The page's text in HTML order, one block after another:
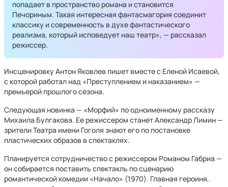
попадает в пространство романа и становится
Печориным. Такая интересная фантасмагория соединит
классику и современность в духе фантастического
реализма, который исповедует наш театр», — рассказал
режиссер.
Инсценировку Антон Яковлев пишет вместе с Еленой Исаевой,
с которой работал над «Преступлением и наказанием» —
премьерой прошлого сезона.
Следующая новинка — «Морфий» по одноименному рассказу
Михаила Булгакова. Ее режиссером станет Александр Лимин —
зрители Театра имени Гоголя знают его по постановке
пластических образов в спектаклях.
Планируется сотрудничество с режиссером Романом Габриа —
он собирается поставить спектакль по сценарию
романтической комедии «Начало» (1970). Главная героиня,